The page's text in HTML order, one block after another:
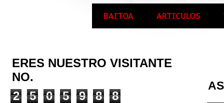
BAITOA ARTICULOS
ERES NUESTRO VISITANTE
NO.
2
5 0 5 9 8
8